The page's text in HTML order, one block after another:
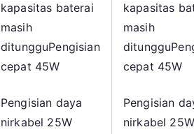
kapasitas baterai
masih
ditungguPengisian
cepat 45W
Pengisian daya
nirkabel 25W
kapasitas
masih
cepat 45W
Pengisian
nirkabel 25W